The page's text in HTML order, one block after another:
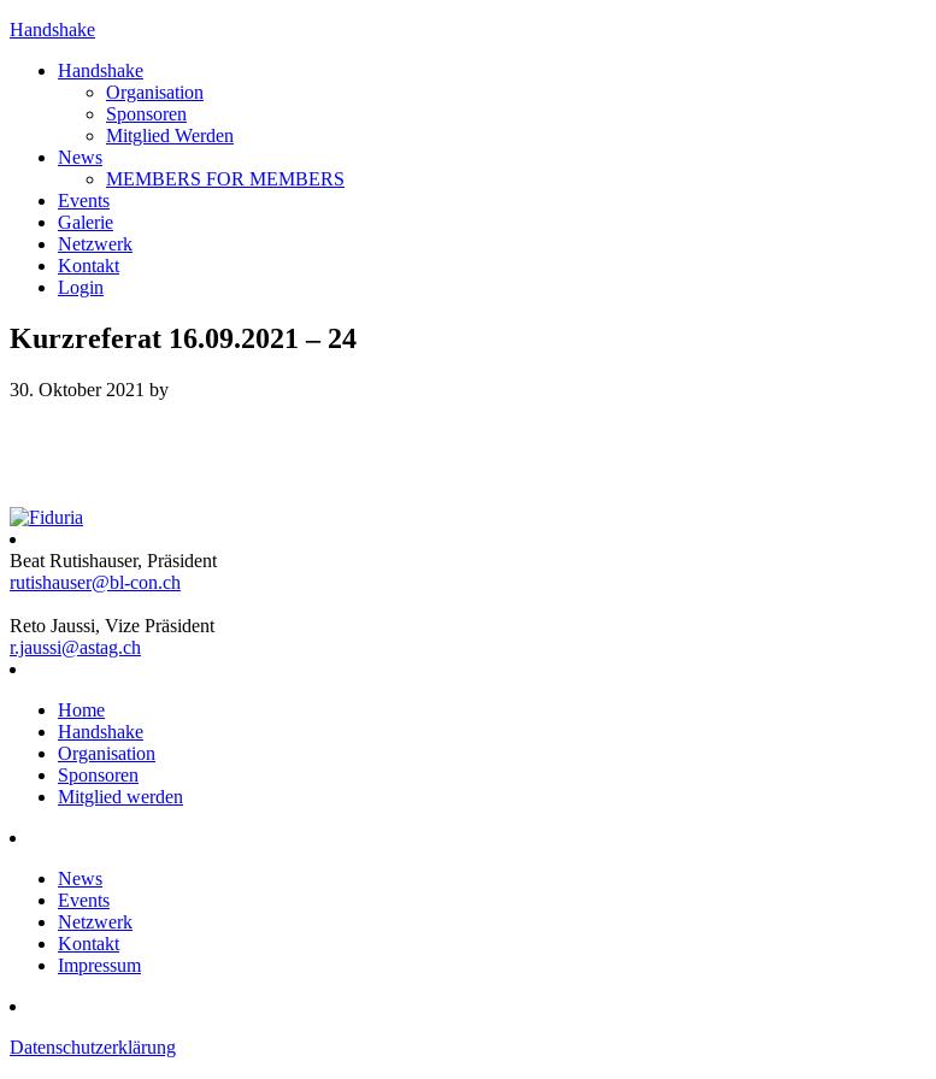
Handshake
Handshake
Organisation
Sponsoren
Mitglied Werden
News
MEMBERS FOR MEMBERS
Events
Galerie
Netzwerk
Kontakt
Login
Kurzreferat 16.09.2021 – 24
30. Oktober 2021 by
Beat Rutishauser, Präsident
rutishauser@bl-con.ch
Reto Jaussi, Vize Präsident
r.jaussi@astag.ch
Home
Handshake
Organisation
Sponsoren
Mitglied werden
News
Events
Netzwerk
Kontakt
Impressum
Datenschutzerklärung